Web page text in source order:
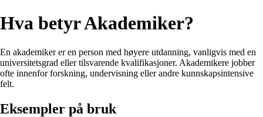
Hva betyr Akademiker?
En akademiker er en person med høyere utdanning, vanligvis med en
universitetsgrad eller tilsvarende kvalifikasjoner. Akademikere jobber
ofte innenfor forskning, undervisning eller andre kunnskapsintensive
felt.
Eksempler på bruk